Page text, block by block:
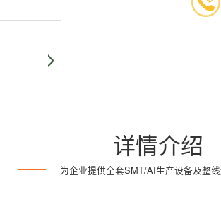
详情介绍
为企业提供全套SMT/AI生产设备及整